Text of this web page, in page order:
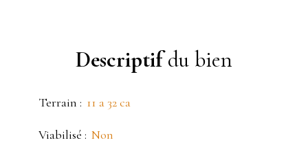
Descriptifdu bien
Terrain : 11 a 32 ca
Viabilisé : Non